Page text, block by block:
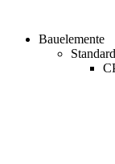
Bauelemente